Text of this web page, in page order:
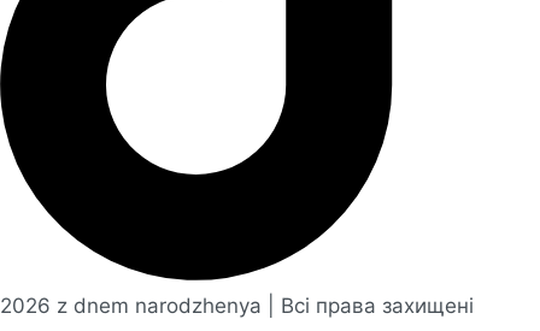
2026 z dnem ​​narodzhenya | Всі права захищені